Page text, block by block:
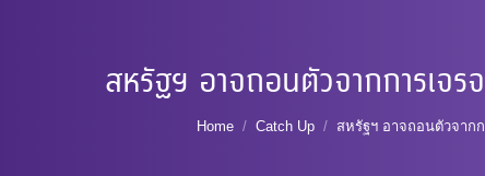
สหรัฐฯ อาจถอนตัวจากการเจร
You are here:
Home Catch Up สหรัฐฯ อาจถอนตัวจาก